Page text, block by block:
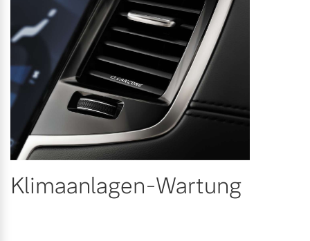
Klimaanlagen-Wartung